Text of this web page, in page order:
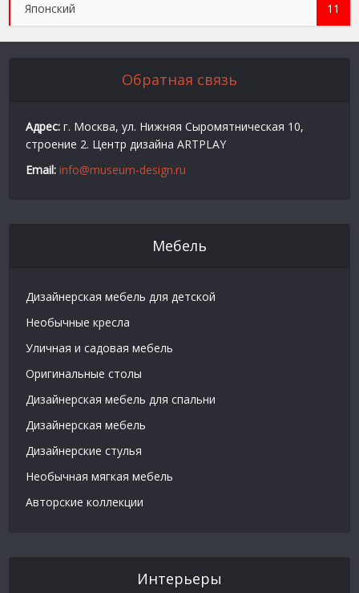
Японский 11
Обратная связь
Адрес: г. Москва, ул. Нижняя Сыромятническая 10,
строение 2. Центр дизайна ARTPLAY
Email: info@museum-design.ru
Мебель
Дизайнерская мебель для детской
Необычные кресла
Уличная и садовая мебель
Оригинальные столы
Дизайнерская мебель для спальни
Дизайнерская мебель
Дизайнерские стулья
Необычная мягкая мебель
Авторские коллекции
Интерьеры